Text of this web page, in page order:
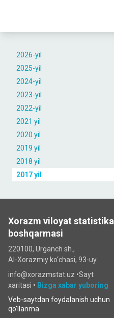
2026-yil
2025-yil
2024-yil
2023-yil
2022-yil
2021 yil
2020 yil
2019 yil
2018 yil
2017 yil
Xorazm viloyat statistika
boshqarmasi
220100, Urganch sh.,
Al-Xorazmiy ko‘chаsi, 93-uy
info@xorazmstat.uz •Sayt
xaritasi • Bizga xabar yuboring
Veb-saytdan foydalanish uchun
qo'llanma